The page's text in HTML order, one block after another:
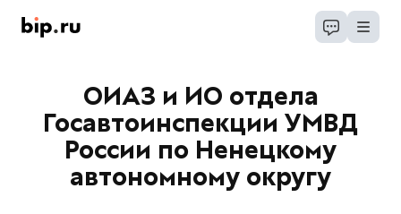
ОИАЗ и ИО отдела
Госавтоинспекции УМВД
России по Ненецкому
автономному округу